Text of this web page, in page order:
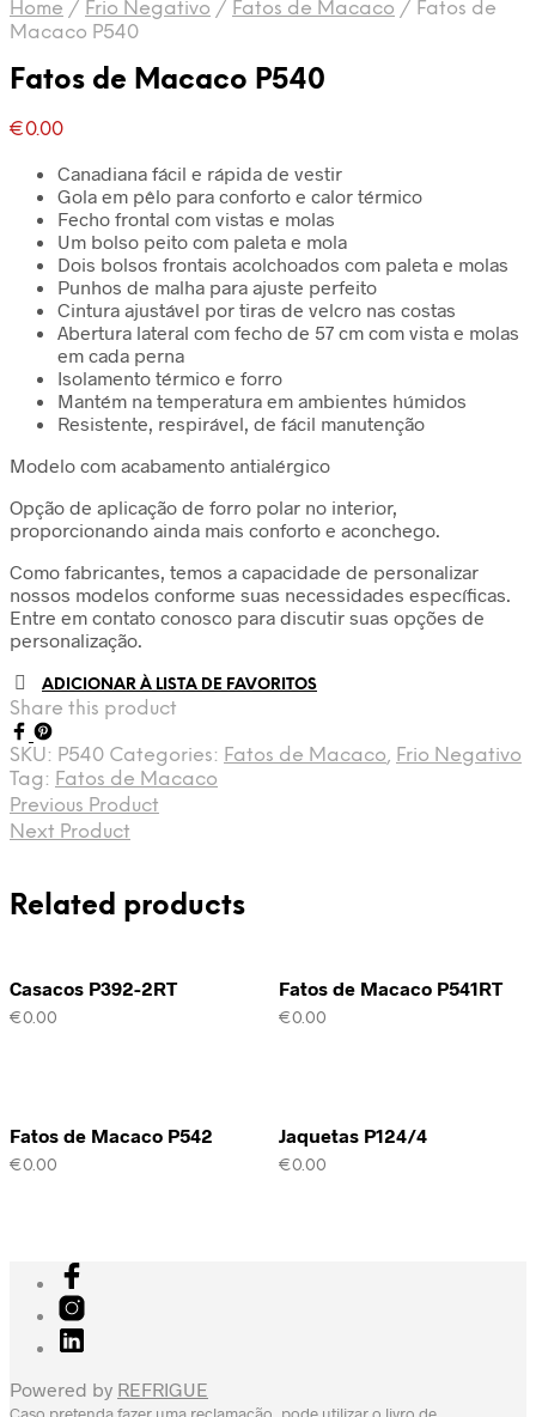
Home / Frio Negativo / Fatos de Macaco / Fatos de
Macaco P540
Fatos de Macaco P540
€0.00
Canadiana fácil e rápida de vestir
Gola em pêlo para conforto e calor térmico
Fecho frontal com vistas e molas
Um bolso peito com paleta e mola
Dois bolsos frontais acolchoados com paleta e molas
Punhos de malha para ajuste perfeito
Cintura ajustável por tiras de velcro nas costas
Abertura lateral com fecho de 57 cm com vista e molas
em cada perna
Isolamento térmico e forro
Mantém na temperatura em ambientes húmidos
Resistente, respirável, de fácil manutenção
Modelo com acabamento antialérgico
Opção de aplicação de forro polar no interior,
proporcionando ainda mais conforto e aconchego.
Como fabricantes, temos a capacidade de personalizar
nossos modelos conforme suas necessidades específicas.
Entre em contato conosco para discutir suas opções de
personalização.
ADICIONAR À LISTA DE FAVORITOS
Share this product
SKU: P540 Categories: Fatos de Macaco, Frio Negativo
Tag: Fatos de Macaco
Previous Product
Next Product
Related products
Casacos P392-2RT
€0.00
Fatos de Macaco P541RT
€0.00
Fatos de Macaco P542
€0.00
Jaquetas P124/4
€0.00
Powered by REFRIGUE
Caso pretenda fazer uma reclamação, pode utilizar o livro de